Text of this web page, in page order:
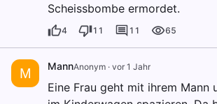
Scheissbombe ermordet.
4 11 11 65
M MannAnonym · vor 1 Jahr
Eine Frau geht mit ihrem Mann